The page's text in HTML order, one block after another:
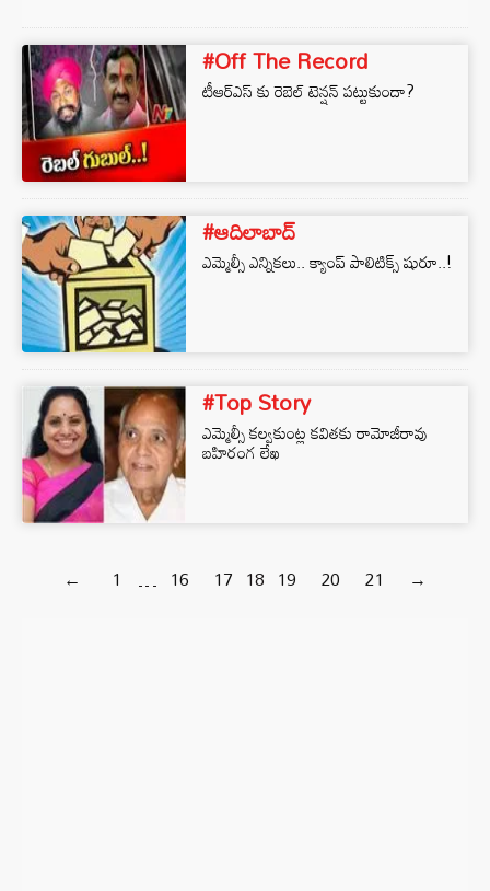
#Off The Record
టీఆర్ఎస్ కు రెబెల్ టెన్షన్ పట్టుకుందా?
#ఆదిలాబాద్
ఎమ్మెల్సీ ఎన్నికలు.. క్యాంప్‌ పాలిటిక్స్‌ షురూ..!
#Top Story
ఎమ్మెల్సీ కల్వకుంట్ల కవితకు రామోజీరావు
బహిరంగ లేఖ
← 1 … 16 17 18 19 20 21 →